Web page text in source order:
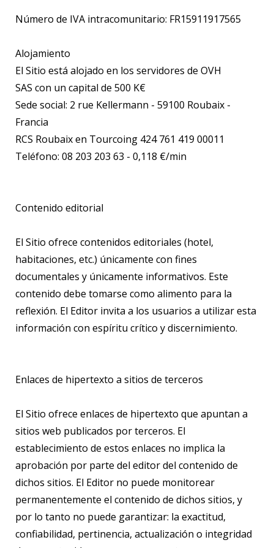
Número de IVA intracomunitario: FR15911917565
Alojamiento
El Sitio está alojado en los servidores de OVH
SAS con un capital de 500 K€
Sede social: 2 rue Kellermann - 59100 Roubaix -
Francia
RCS Roubaix en Tourcoing 424 761 419 00011
Teléfono: 08 203 203 63 - 0,118 €/min
Contenido editorial
El Sitio ofrece contenidos editoriales (hotel,
habitaciones, etc.) únicamente con fines
documentales y únicamente informativos. Este
contenido debe tomarse como alimento para la
reflexión. El Editor invita a los usuarios a utilizar esta
información con espíritu crítico y discernimiento.
Enlaces de hipertexto a sitios de terceros
El Sitio ofrece enlaces de hipertexto que apuntan a
sitios web publicados por terceros. El
establecimiento de estos enlaces no implica la
aprobación por parte del editor del contenido de
dichos sitios. El Editor no puede monitorear
permanentemente el contenido de dichos sitios, y
por lo tanto no puede garantizar: la exactitud,
confiabilidad, pertinencia, actualización o integridad